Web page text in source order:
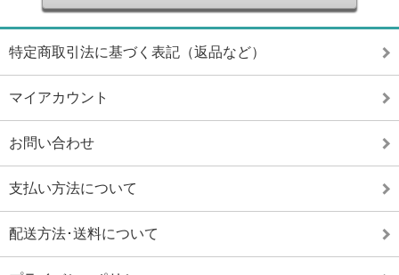
特定商取引法に基づく表記（返品など）
マイアカウント
お問い合わせ
支払い方法について
配送方法･送料について